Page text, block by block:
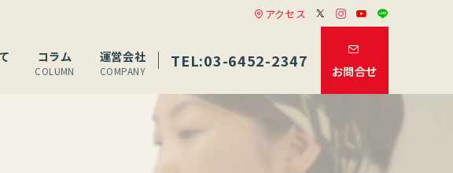
アクセス
コラム
COLUMN
運営会社
COMPANY
TEL:03-6452-2347
お問合せ